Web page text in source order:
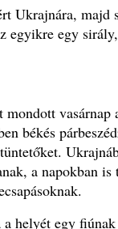
Ukrajnára, majd
egyikre egy
mondott vasárnap
békés
a napokban is
a helyét egy